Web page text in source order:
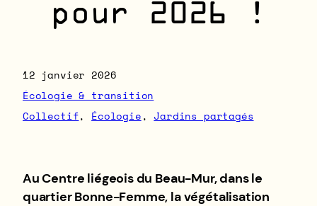
pour 2026 !
12 janvier 2026
Écologie & transition
Collectif, Écologie, Jardins partagés
Au Centre liégeois du Beau-Mur, dans le
quartier Bonne-Femme, la végétalisation